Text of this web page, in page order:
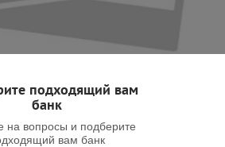
подходящий вам
банк
на вопросы и подберите
вам банк